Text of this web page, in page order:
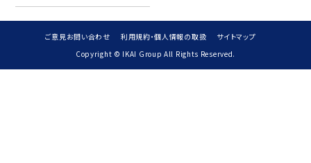
ご意見お問い合わせ 利用規約・個人情報の取扱
サイトマップ
Copyright © IKAI Group All Rights Reserved.